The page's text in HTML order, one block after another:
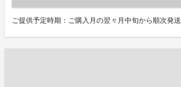
ご提供予定時期：ご購入月の翌々月中旬から順次発送